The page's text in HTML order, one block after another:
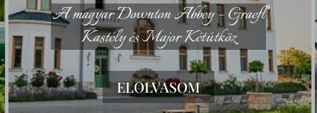
A magyar Downton Abbey – Graefl
Kastély és Major Kétútköz
ELOLVASOM